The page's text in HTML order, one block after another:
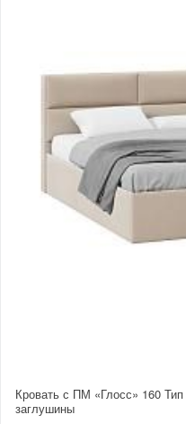
Кровать с ПМ «Глосс» 160
заглушины